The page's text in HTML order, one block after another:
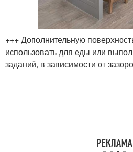
+++ Дополнительную
использовать для еды или
заданий, в зависимости от